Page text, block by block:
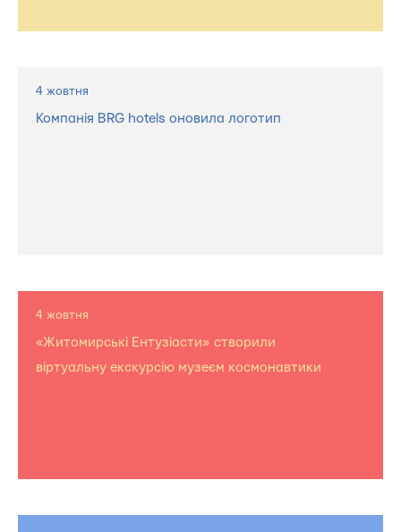
4 жовтня
Компанія BRG hotels оновила логотип
4 жовтня
«Житомирські Ентузіасти» створили
віртуальну екскурсію музеєм космонавтики